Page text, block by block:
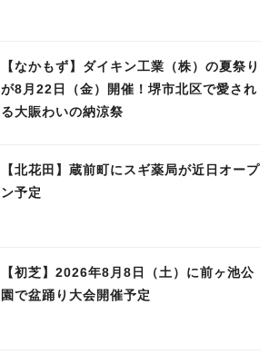
【なかもず】ダイキン工業（株）の夏祭り
が8月22日（金）開催！堺市北区で愛され
る大賑わいの納涼祭
【北花田】蔵前町にスギ薬局が近日オープ
ン予定
【初芝】2026年8月8日（土）に前ヶ池公
園で盆踊り大会開催予定